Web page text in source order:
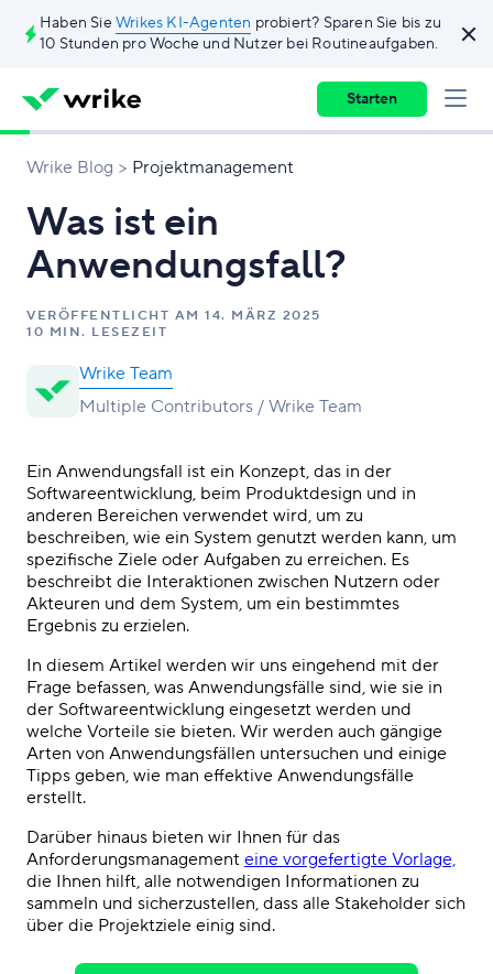
Haben Sie Wrikes KI-Agenten probiert? Sparen Sie bis zu
10 Stunden pro Woche und Nutzer bei Routineaufgaben.
Starten
Wrike Blog Projektmanagement
Was ist ein
Anwendungsfall?
VERÖFFENTLICHT AM 14. MÄRZ 2025
10 MIN. LESEZEIT
Wrike Team
Multiple Contributors / Wrike Team
Ein Anwendungsfall ist ein Konzept, das in der
Softwareentwicklung, beim Produktdesign und in
anderen Bereichen verwendet wird, um zu
beschreiben, wie ein System genutzt werden kann, um
spezifische Ziele oder Aufgaben zu erreichen. Es
beschreibt die Interaktionen zwischen Nutzern oder
Akteuren und dem System, um ein bestimmtes
Ergebnis zu erzielen.
In diesem Artikel werden wir uns eingehend mit der
Frage befassen, was Anwendungsfälle sind, wie sie in
der Softwareentwicklung eingesetzt werden und
welche Vorteile sie bieten. Wir werden auch gängige
Arten von Anwendungsfällen untersuchen und einige
Tipps geben, wie man effektive Anwendungsfälle
erstellt.
Darüber hinaus bieten wir Ihnen für das
Anforderungsmanagement eine vorgefertigte Vorlage,
die Ihnen hilft, alle notwendigen Informationen zu
sammeln und sicherzustellen, dass alle Stakeholder sich
über die Projektziele einig sind.